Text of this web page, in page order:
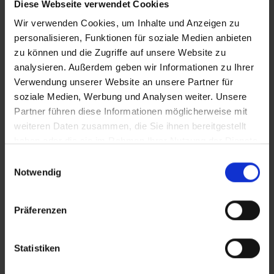
Diese Webseite verwendet Cookies
Wir verwenden Cookies, um Inhalte und Anzeigen zu
personalisieren, Funktionen für soziale Medien anbieten
zu können und die Zugriffe auf unsere Website zu
analysieren. Außerdem geben wir Informationen zu Ihrer
Verwendung unserer Website an unsere Partner für
soziale Medien, Werbung und Analysen weiter. Unsere
Partner führen diese Informationen möglicherweise mit
weiteren Daten zusammen, die Sie ihnen bereitgestellt
Notwendig
Präferenzen
Statistiken
Nachzahlungsforderungen stellt oder die Buchung nicht
akzeptiert. Bitte beachten Sie, dass die vtours
Hotelbeschreibung für Ihre Buchung relevant ist! Es ist
möglich, dass in Einzelfällen nicht alle Veranstalter
Hotelbeschreibungen ausweisen oder es entscheidende
Unterschiede in den beschriebenen Leistungen gibt. Aug.
2023
Gäste, die im Estival Park Almaris untergebracht
Hauptpools (kostenfrei) und der Pool auf der
(Adults only und mit zusätzlichen Kosten). Die
Einrichtungen des Estival Park Marena können